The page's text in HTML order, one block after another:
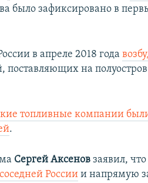
было зафиксировано в
в апреле 2018 года
на полуостров
топливные компании
.
Сергей Аксенов заявил,
России и напрямую